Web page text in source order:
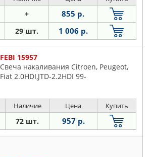
+ 855 р.
29 шт. 1 006 р.
FEBI 15957
Свеча накаливания Citroen, Peugeot,
Fiat 2.0HDI,JTD-2.2HDI 99-
Наличие Цена Купить
72 шт. 957 р.